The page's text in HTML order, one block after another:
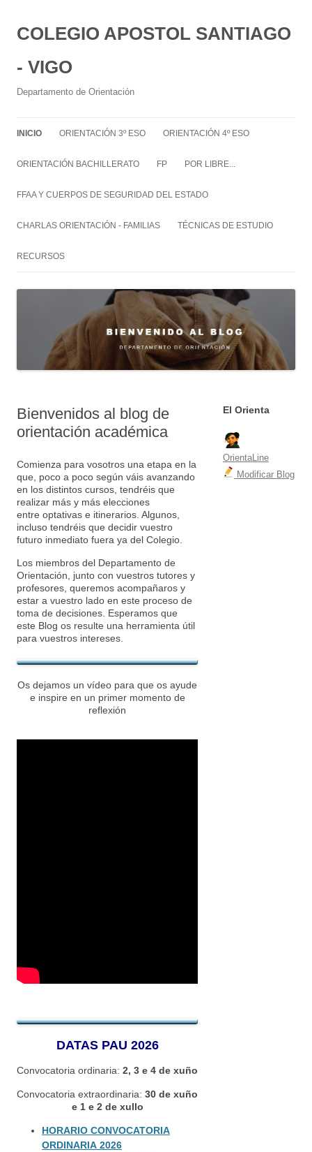
COLEGIO APOSTOL SANTIAGO
- VIGO
Departamento de Orientación
INICIO ORIENTACIÓN 3º ESO ORIENTACIÓN 4º ESO
ORIENTACIÓN BACHILLERATO FP POR LIBRE...
FFAA Y CUERPOS DE SEGURIDAD DEL ESTADO
CHARLAS ORIENTACIÓN - FAMILIAS TÉCNICAS DE ESTUDIO
RECURSOS
Bienvenidos al blog de
orientación académica
Comienza para vosotros una etapa en la
que, poco a poco según váis avanzando
en los distintos cursos, tendréis que
realizar más y más elecciones
entre optativas e itinerarios. Algunos,
incluso tendréis que decidir vuestro
futuro inmediato fuera ya del Colegio.
Los miembros del Departamento de
Orientación, junto con vuestros tutores y
profesores, queremos acompañaros y
estar a vuestro lado en este proceso de
toma de decisiones. Esperamos que
este Blog os resulte una herramienta útil
para vuestros intereses.
Os dejamos un vídeo para que os ayude
e inspire en un primer momento de
reflexión
DATAS PAU 2026
Convocatoria ordinaria:2, 3 e 4 de xuño
Convocatoria extraordinaria:30 de xuño
e 1 e 2 de xullo
HORARIO CONVOCATORIA
ORDINARIA 2026
El Orienta
OrientaLine
Modificar Blog